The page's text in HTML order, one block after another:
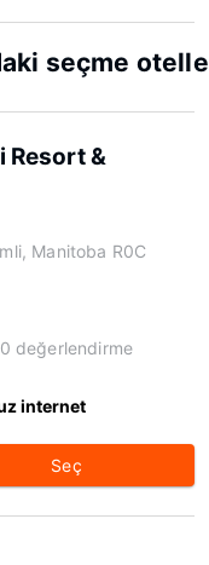
seçme
Resort &
Manitoba R0C
değerlendirme
internet
Seç